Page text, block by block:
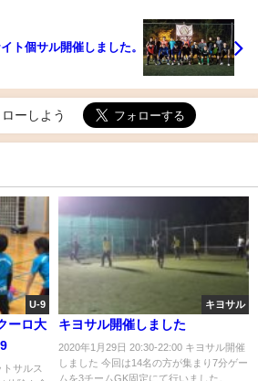
ト個サル開催しました。
ーしよう
U-9
ーロ大
サルス
キヨサル
キヨサル開催しました
2020年1月29日 20:30-22:00 キヨサル開催
しました 今回は14名の方が集まり7分ゲー
ムを3チームGK固定にて行いました。